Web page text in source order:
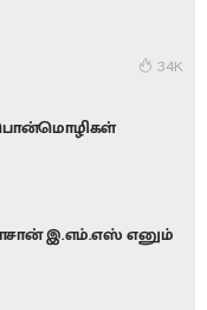
34K
இ.எம்.எஸ் எனும்